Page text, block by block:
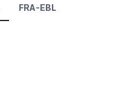
FRA-EBL